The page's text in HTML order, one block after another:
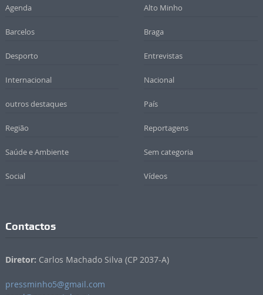
Agenda Alto Minho
Barcelos Braga
Desporto Entrevistas
Internacional Nacional
outros destaques País
Região Reportagens
Saúde e Ambiente Sem categoria
Social Vídeos
Contactos
Diretor: Carlos Machado Silva (CP 2037-A)
pressminho5@gmail.com